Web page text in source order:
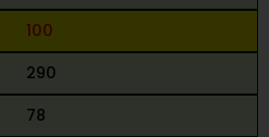
100
290
78